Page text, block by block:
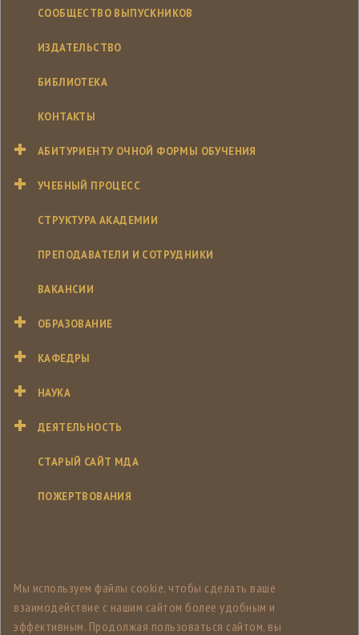
СООБЩЕСТВО ВЫПУСКНИКОВ
ИЗДАТЕЛЬСТВО
БИБЛИОТЕКА
КОНТАКТЫ
АБИТУРИЕНТУ ОЧНОЙ ФОРМЫ ОБУЧЕНИЯ
УЧЕБНЫЙ ПРОЦЕСС
СТРУКТУРА АКАДЕМИИ
ПРЕПОДАВАТЕЛИ И СОТРУДНИКИ
ВАКАНСИИ
ОБРАЗОВАНИЕ
КАФЕДРЫ
НАУКА
ДЕЯТЕЛЬНОСТЬ
СТАРЫЙ САЙТ МДА
ПОЖЕРТВОВАНИЯ
Мы используем файлы cookie, чтобы сделать ваше
взаимодействие с нашим сайтом более удобным и
эффективным. Продолжая пользоваться сайтом, вы